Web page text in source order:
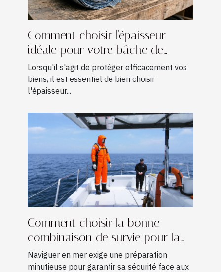
Comment choisir l'épaisseur
idéale pour votre bâche de
protection ?
Lorsqu'il s'agit de protéger efficacement vos
biens, il est essentiel de bien choisir
l'épaisseur...
Comment choisir la bonne
combinaison de survie pour la
navigation ?
Naviguer en mer exige une préparation
minutieuse pour garantir sa sécurité face aux